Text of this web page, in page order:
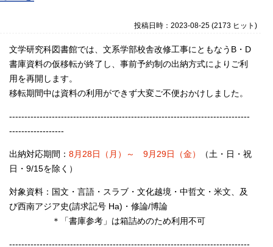
投稿日時：2023-08-25(2173 ヒット )
文学研究科図書館では、文系学部校舎改修工事にともなうB・D
書庫資料の仮移転が終了し、事前予約制の出納方式によりご利
用を再開します。
移転期間中は資料の利用ができず大変ご不便おかけしました。
-------------------------------------------------------------------------------
------------------
出納対応期間： 8月28日（月）～ 9月29日（金）
（土・日・祝
日・9/15を除く）
対象資料：国文・言語・スラブ・文化越境・中哲文・米文、及
び西南アジア史(請求記号 Ha)・修論/博論
＊「書庫参考」は箱詰めのため利用不可
-------------------------------------------------------------------------------